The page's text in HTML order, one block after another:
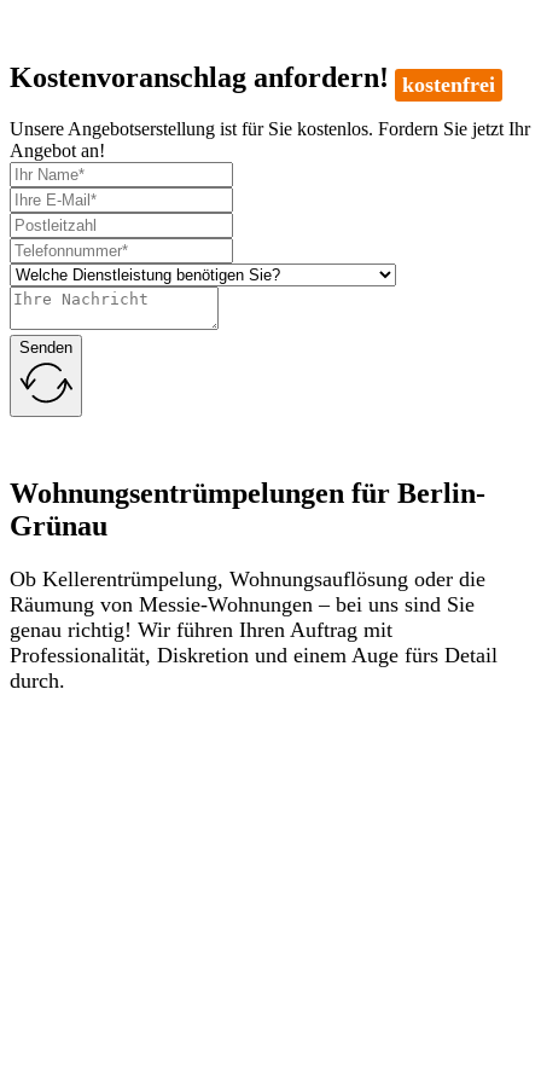
Kostenvoranschlag anfordern! kostenfrei
Unsere Angebotserstellung ist für Sie kostenlos. Fordern Sie jetzt Ihr
Angebot an!
Senden
Wohnungsentrümpelungen für Berlin-
Grünau
Ob Kellerentrümpelung, Wohnungsauflösung oder die
Räumung von Messie-Wohnungen – bei uns sind Sie
genau richtig! Wir führen Ihren Auftrag mit
Professionalität, Diskretion und einem Auge fürs Detail
durch.